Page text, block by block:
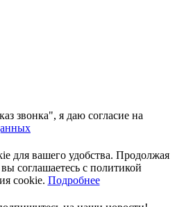
звонка", я даю согласие на
для вашего удобства. Продолжая
соглашаетесь с политикой
cookie.​​​​​​​ Подробнее